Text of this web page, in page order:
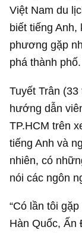
Việt Nam du
biết tiếng
phương gặp
phá thành phố.
Tuyết Trân
hướng dẫn
TP.HCM trên
tiếng Anh và
nhiên, có
nói các ngôn
“Có lần tôi
Hàn Quốc, Ấn